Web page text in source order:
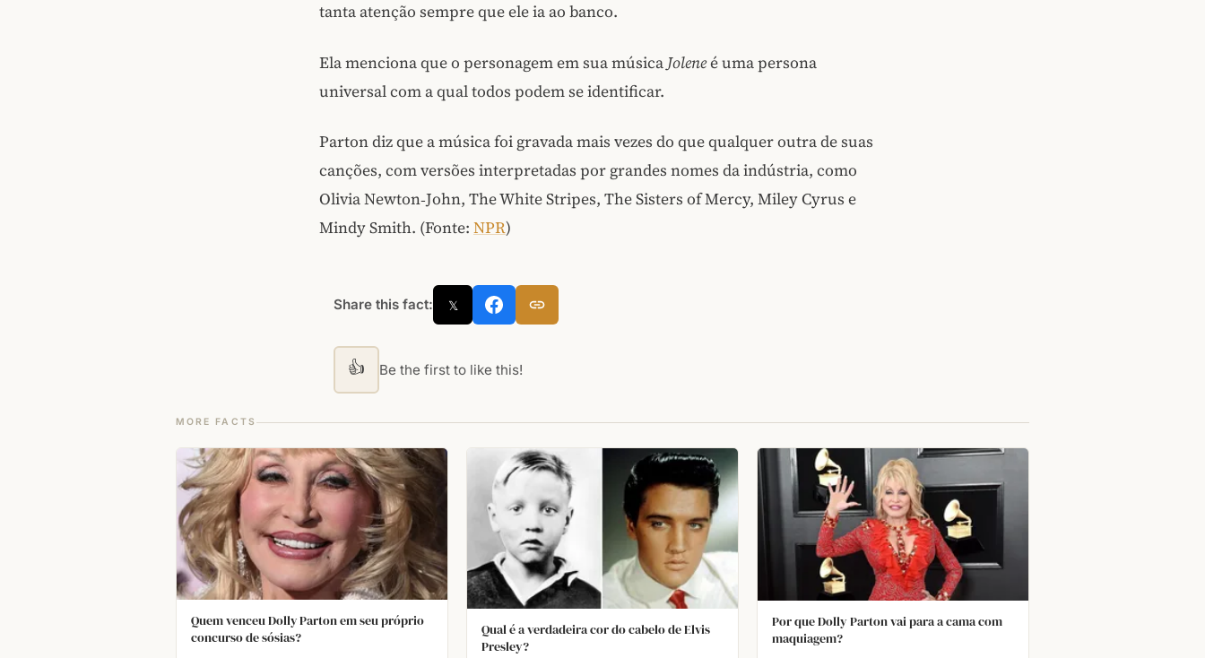
tanta atenção sempre que ele ia ao banco.
Ela menciona que o personagem em sua música Joleneé uma persona
universal com a qual todos podem se identificar.
Parton diz que a música foi gravada mais vezes do que qualquer outra de suas
canções, com versões interpretadas por grandes nomes da indústria, como
Olivia Newton‑John, The White Stripes, The Sisters of Mercy, Miley Cyrus e
Mindy Smith. (Fonte: NPR)
Share this fact: 𝕏
👍 Be the first to like this!
MORE FACTS
Quem venceu Dolly Parton em seu próprio
concurso de sósias?
Qual é a verdadeira cor do cabelo de Elvis
Presley?
Por que Dolly Parton vai para a cama com
maquiagem?